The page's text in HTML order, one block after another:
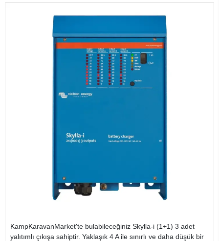
KampKaravanMarket'te bulabileceğiniz Skylla-i (1+1) 3 adet
yalıtımlı çıkışa sahiptir. Yaklaşık 4 A ile sınırlı ve daha düşük bir